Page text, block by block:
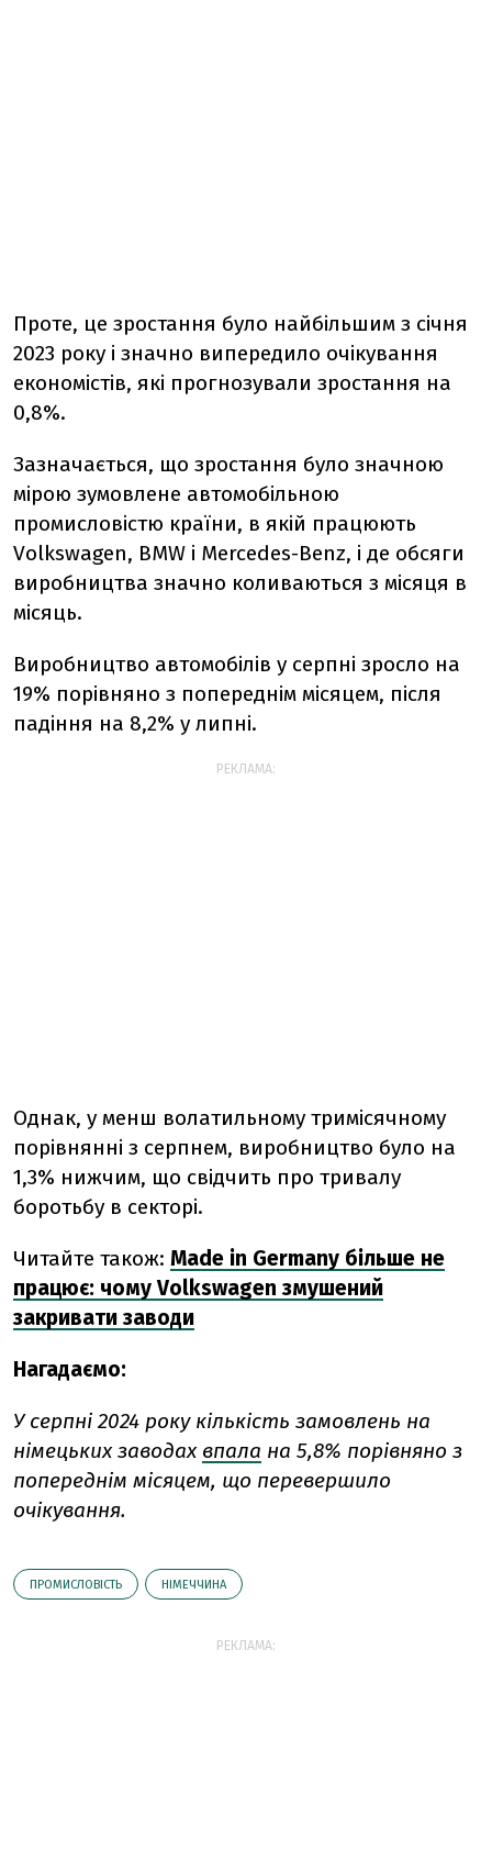
Проте, це зростання було найбільшим з січня
2023 року і значно випередило очікування
економістів, які прогнозували зростання на
0,8%.
Зазначається, що зростання було значною
мірою зумовлене автомобільною
промисловістю країни, в якій працюють
Volkswagen, BMW і Mercedes-Benz, і де обсяги
виробництва значно коливаються з місяця в
місяць.
Виробництво автомобілів у серпні зросло на
19% порівняно з попереднім місяцем, після
падіння на 8,2% у липні.
РЕКЛАМА:
Однак, у менш волатильному тримісячному
порівнянні з серпнем, виробництво було на
1,3% нижчим, що свідчить про тривалу
боротьбу в секторі.
Читайте також: Made in Germany більше не
працює: чому Volkswagen змушений
закривати заводи
Нагадаємо:
У серпні 2024 року кількість замовлень на
німецьких заводах впала на 5,8% порівняно з
попереднім місяцем, що перевершило
очікування.
ПРОМИСЛОВІСТЬ НІМЕЧЧИНА
РЕКЛАМА: